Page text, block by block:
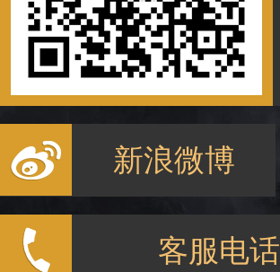
新浪微博
客服电